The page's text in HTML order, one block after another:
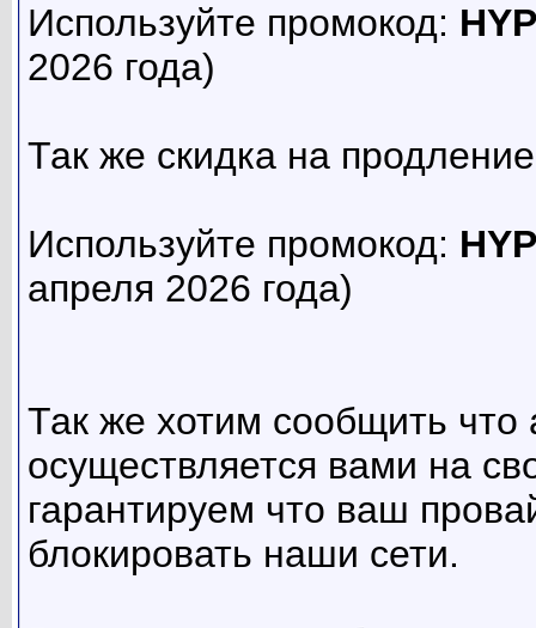
Используйте промокод:
2026 года)
Так же скидка на
Используйте промокод:
апреля 2026 года)
Так же хотим сообщить что
осуществляется вами на
гарантируем что ваш
блокировать наши сети.